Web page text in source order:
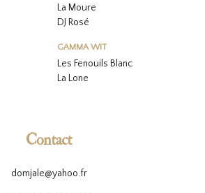
La Moure
DJ Rosé
GAMMA WIT
Les Fenouils Blanc
La Lone
Contact
domjale@yahoo.fr